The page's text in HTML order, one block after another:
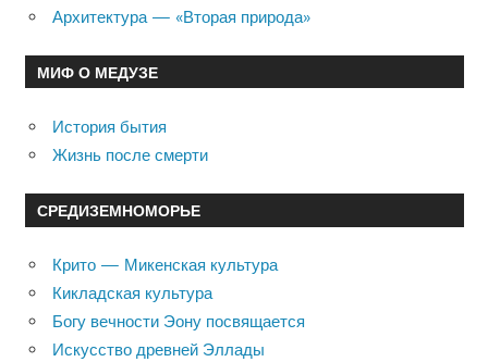
Архитектура — «Вторая природа»
МИФ О МЕДУЗЕ
История бытия
Жизнь после смерти
СРЕДИЗЕМНОМОРЬЕ
Крито — Микенская культура
Кикладская культура
Богу вечности Эону посвящается
Искусство древней Эллады